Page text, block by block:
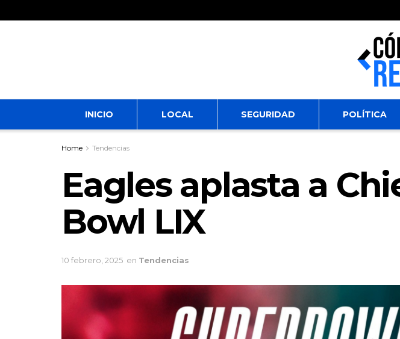
INICIO LOCAL SEGURIDAD POLÍTICA
Home Tendencias
Eagles aplasta a
Bowl LIX
10 febrero, 2025 en Tendencias